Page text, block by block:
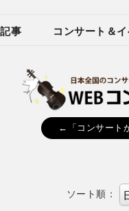
事 コンサート＆イ
←「コンサート
ソート順：